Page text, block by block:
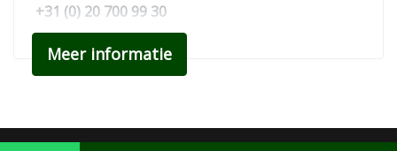
+31 (0) 20 700 99 30
info@toysonwheels.nl
www.toysonwheels.nl
Meer informatie